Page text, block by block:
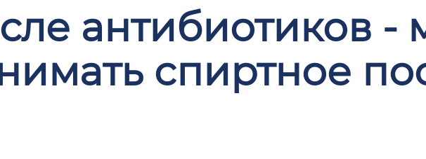
антибиотиков -
спиртное